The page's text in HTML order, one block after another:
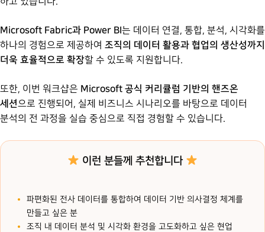
Microsoft Fabric과 Power BI는 데이터 연결, 통합, 분석, 시각화를
하나의 경험으로 제공하여 조직의 데이터 활용과 협업의 생산성까지
더욱 효율적으로 확장할 수 있도록 지원합니다.
또한, 이번 워크샵은 Microsoft 공식 커리큘럼 기반의 핸즈온
세션으로 진행되어, 실제 비즈니스 시나리오를 바탕으로 데이터
분석의 전 과정을 실습 중심으로 직접 경험할 수 있습니다.
이런 분들께 추천합니다
파편화된 전사 데이터를 통합하여 데이터 기반 의사결정 체계를
만들고 싶은 분
조직 내 데이터 분석 및 시각화 환경을 고도화하고 싶은 현업